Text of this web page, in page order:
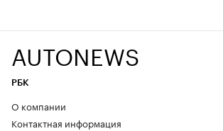
AUTONEWS
РБК
О компании
Контактная информация